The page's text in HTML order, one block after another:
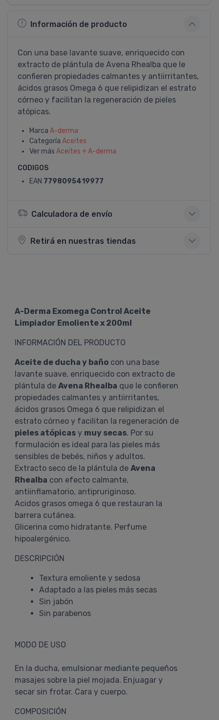
Información de producto
Con una base lavante suave, enriquecido con
extracto de plántula de Avena Rhealba que le
confieren propiedades calmantes y antiirritantes,
ácidos grasos Omega 6 que relipidizan el estrato
córneo y facilitan la regeneración de pieles
atópicas.
Marca A-derma
Categoría Aceites
Ver más Aceites + A-derma
CODIGOS
EAN 7798095419977
Calculadora de envío
Retirá en nuestras tiendas
A-Derma Exomega Control Aceite
Limpiador Emoliente x 200ml
INFORMACIÓN DEL PRODUCTO
Aceite de ducha y baño con una base
lavante suave, enriquecido con extracto de
plántula de Avena Rhealba que le confieren
propiedades calmantes y antiirritantes,
ácidos grasos Omega 6 que relipidizan el
estrato córneo y facilitan la regeneración de
pieles atópicas y muy secas. Por su
formulación es ideal para las pieles más
sensibles de bebés, niños y adultos.
Extracto seco de la plántula de Avena
Rhealba con efecto calmante,
antiinflamatorio, antipruriginoso.
Acidos grasos omega 6 que restauran la
barrera cutánea.
Glicerina como hidratante. Perfume
hipoalergénico.
DESCRIPCIÓN
Textura emoliente y sedosa
Adaptado a las pieles más secas
Sin jabón
Sin parabenos
MODO DE USO
En la ducha, emulsionar mediante pequeños
masajes sobre la piel mojada. Enjuagar y
secar sin frotar. Cara y cuerpo.
COMPOSICIÓN